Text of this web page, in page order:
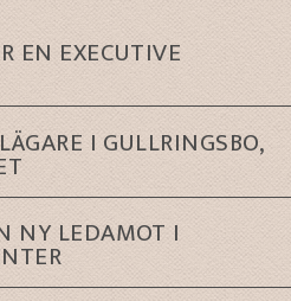
EN EXECUTIVE
I GULLRINGSBO,
NY LEDAMOT I